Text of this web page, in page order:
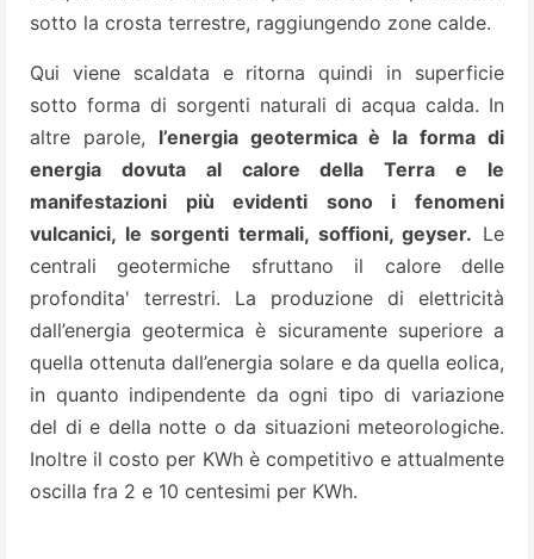
sotto la crosta terrestre, raggiungendo zone calde.
Qui viene scaldata e ritorna quindi in superficie
sotto forma di sorgenti naturali di acqua calda. In
altre parole, l’energia geotermica è la forma di
energia dovuta al calore della Terra e le
manifestazioni più evidenti sono i fenomeni
vulcanici, le sorgenti termali, soffioni, geyser. Le
centrali geotermiche sfruttano il calore delle
profondita' terrestri. La produzione di elettricità
dall’energia geotermica è sicuramente superiore a
quella ottenuta dall’energia solare e da quella eolica,
in quanto indipendente da ogni tipo di variazione
del di e della notte o da situazioni meteorologiche.
Inoltre il costo per KWh è competitivo e attualmente
oscilla fra 2 e 10 centesimi per KWh.